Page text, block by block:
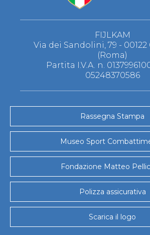
FIJLKAM
Via dei Sandolini, 79 -
(Roma)
Partita I.V.A. n.
05248370586
Rassegna Stampa
Museo Sport
Fondazione Matteo
Polizza assicurativa
Scarica il logo